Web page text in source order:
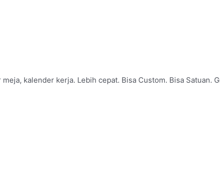
kalender kerja. Lebih cepat. Bisa Custom. Bisa Satuan.